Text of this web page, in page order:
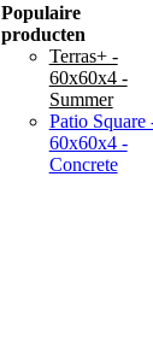
Populaire
producten
Terras+ -
60x60x4 -
Summer
Patio Square
60x60x4 -
Concrete